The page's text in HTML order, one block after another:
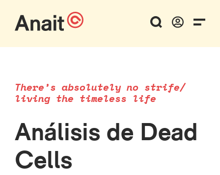
There’s absolutely no strife/
living the timeless life
Análisis de Dead
Cells